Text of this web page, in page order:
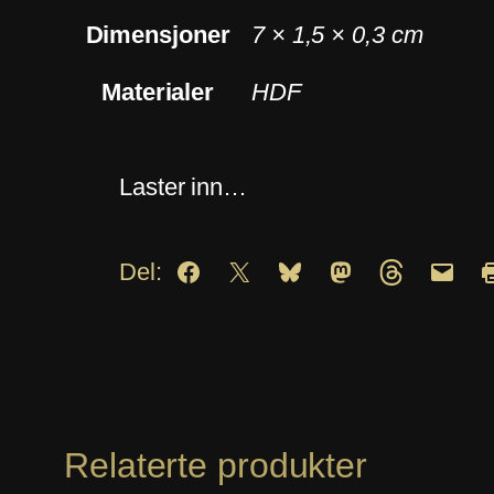
Dimensjoner 7 × 1,5 × 0,3 cm
Materialer HDF
Laster inn…
Del:
Relaterte produkter